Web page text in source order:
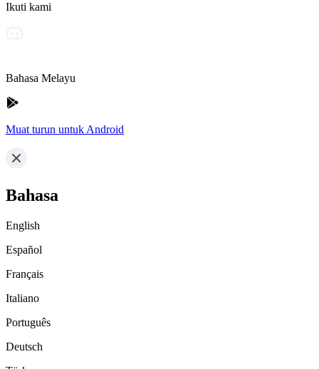
Ikuti kami
Bahasa Melayu
Muat turun untuk Android
Bahasa
English
Español
Français
Italiano
Português
Deutsch